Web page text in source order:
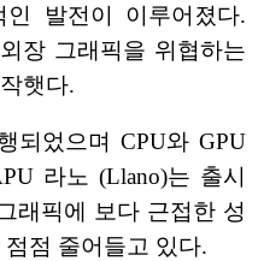
인 발전이 이루어졌다.
장 그래픽을 위협하는
햇다.
되었으며 CPU와 GPU
라노 (Llano)는 출시
래픽에 보다 근접한 성
점 줄어들고 있다.